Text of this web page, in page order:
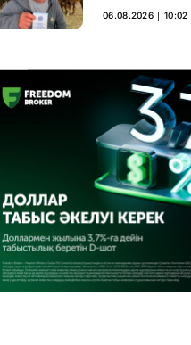
тағдыры:
06.08.2026 ∣ 10:02